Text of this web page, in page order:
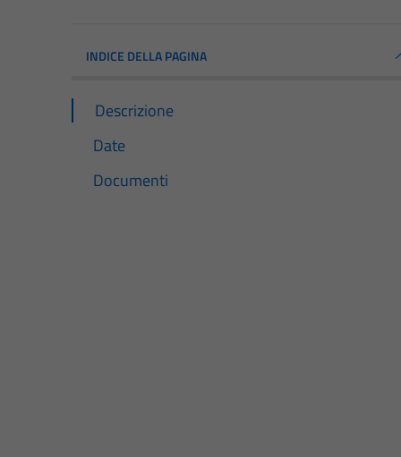
INDICE DELLA PAGINA
Descrizione
Date
Documenti